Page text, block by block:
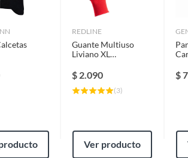
REDLINE
Guante Multiuso
Liviano XL
$ 2.090
(3)
Ver producto
$